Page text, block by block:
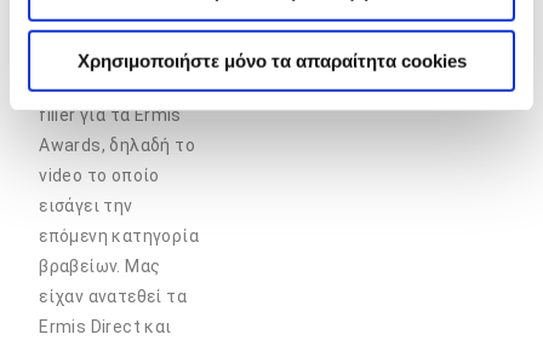
Χρησιμοποιήστε μόνο τα απαραίτητα cookies
στιγμή του χρόνου
όπου έπρεπε να
φτιάξουμε ένα
filler για τα Ermis
Awards, δηλαδή το
video το οποίο
εισάγει την
επόμενη κατηγορία
βραβείων. Μας
είχαν ανατεθεί τα
Ermis Direct και